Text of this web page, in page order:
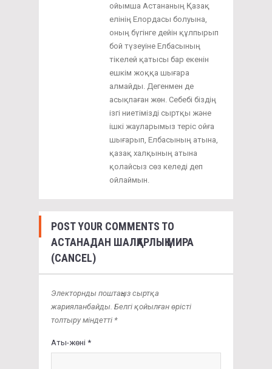
ойымша Астананың Қазақ
елінің Елордасы болуына,
оның бүгінге дейін құлпырып
бой түзеуіне Елбасының
тікелей қатысы бар екенін
ешкім жоққа шығара
алмайды. Дегенмен де
асықпаған жөн. Себебі біздің
ізгі ниетімізді сыртқы және
ішкі жауларымыз теріс ойға
шығарып, Елбасының атына,
қазақ халқының атына
қолайсыз сөз келеді деп
ойлаймын.
POST YOUR COMMENTS TO
АСТАНАДАН ШАЛҚАРЛЫҚ МИРА
(CANCEL)
Электорнды поштаңыз сыртқа
жарияланбайды. Белгі қойылған өрісті
толтыру міндетті *
Аты-жөні *